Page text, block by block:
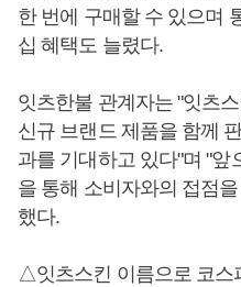
한 번에 구매할 수 있으며
십 혜택도 늘렸다.
잇츠한불 관계자는 "잇츠
신규 브랜드 제품을 함께
과를 기대하고 있다"며 "
을 통해 소비자와의 접점
했다.
△잇츠스킨 이름으로 코스